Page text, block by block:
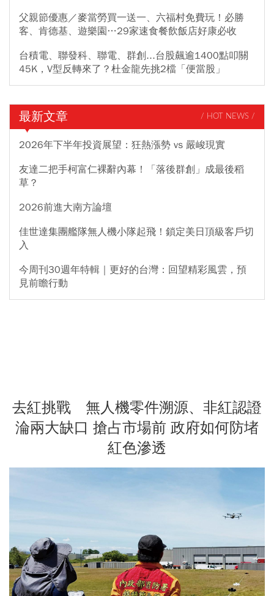
父親節優惠／麥當勞買一送一、六福村免費玩！必勝
客、肯德基、遊樂園…29家速食餐飲飯店好康必收
台積電、聯發科、聯電、群創...台股飆逾1400點叩關
45K，V型反轉來了？杜金龍先挑2檔「便當股」
最新文章 / HOT NEWS /
2026年下半年投資展望：狂熱漲勢 vs 嚴峻現實
友達二把手柯富仁裸辭內幕！「落後群創」成最後稻
草？
2026前進大南方論壇
佳世達集團艦隊無人機小隊起飛！鎖定美日頂級客戶切
入
今周刊30週年特輯｜更好的台灣：回望精彩風雲，預
見前瞻行動
去紅挑戰 無人機零件溯源、非紅認證
淪兩大缺口 搶占市場前 政府如何防堵
紅色滲透